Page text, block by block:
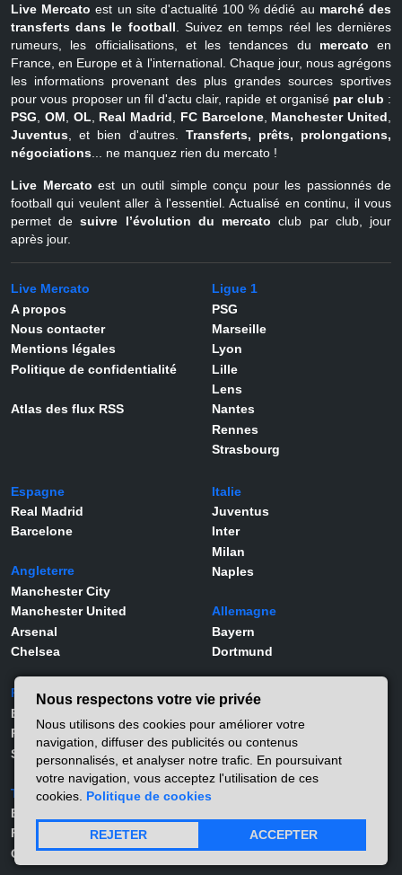
Live Mercato est un site d'actualité 100 % dédié au marché des
transferts dans le football . Suivez en temps réel les dernières
rumeurs, les officialisations, et les tendances du mercato en
France, en Europe et à l'international. Chaque jour, nous agrégons
les informations provenant des plus grandes sources sportives
pour vous proposer un fil d'actu clair, rapide et organisé par club :
PSG
OM OL Real Madrid FC Barcelone, Manchester United
Juventus , et bien d'autres. Transferts, prêts, prolongations,
négociations ... ne manquez rien du mercato !
Live Mercato est un outil simple conçu pour les passionnés de
football qui veulent aller à l'essentiel. Actualisé en continu, il vous
permet desuivre l’évolution du mercato club par club, jour
après jour.
Live Mercato
A propos
Nous contacter
Mentions légales
Politique de confidentialité
Atlas des flux RSS
Ligue 1
PSG
Marseille
Lyon
Lille
Lens
Nantes
Rennes
Strasbourg
Espagne
Real Madrid
Barcelone
Angleterre
Manchester City
Manchester United
Arsenal
Chelsea
Italie
Juventus
Inter
Milan
Naples
Allemagne
Bayern
Dortmund
Portugal
Benfica
Porto
Sporting
Turquie
Besiktas
Fernerbahçe
Galatasaray
Joueurs
Lamine Yamal
Rodrygo
Vinicius Jr
Matthis Abline
Lucas Stassin
Nous respectons votre vie privée
Nous utilisons des cookies pour améliorer votre
navigation, diffuser des publicités ou contenus
personnalisés, et analyser notre trafic. En poursuivant
votre navigation, vous acceptez l'utilisation de ces
cookies. Politique de cookies
REJETER ACCEPTER